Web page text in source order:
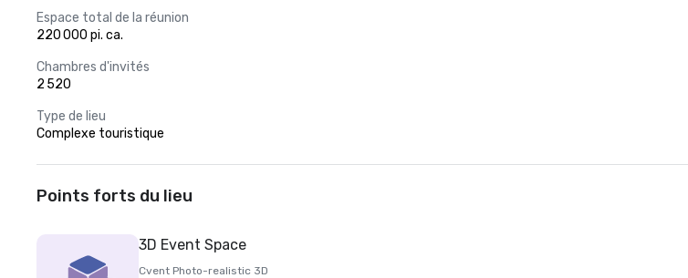
Espace total de la réunion
220 000 pi. ca.
Chambres d'invités
2 520
Type de lieu
Complexe touristique
Points forts du lieu
3D Event Space
Cvent Photo-realistic 3D